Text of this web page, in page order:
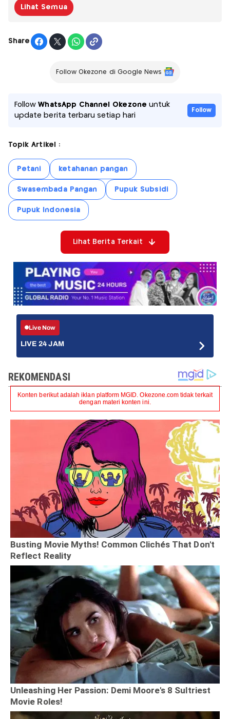
Lihat Semua
Share
Follow Okezone di Google News
FollowWhatsApp Channel Okezone untuk
update berita terbaru setiap hari
Follow
Topik Artikel :
Petani ketahanan pangan
Swasembada Pangan Pupuk Subsidi
Pupuk Indonesia
Lihat Berita Terkait
Live Now
LIVE 24 JAM